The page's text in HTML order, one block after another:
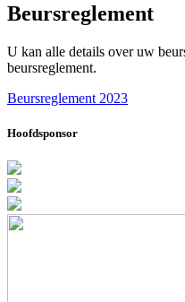
Beursreglement
U kan alle details over uw
beursreglement.
Beursreglement 2023
Hoofdsponsor